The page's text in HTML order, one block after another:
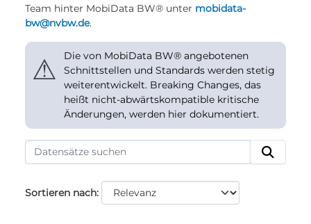
Team hinter MobiData BW® unter mobidata-
bw@nvbw.de.
⚠
Die von MobiData BW® angebotenen
Schnittstellen und Standards werden stetig
weiterentwickelt. Breaking Changes, das
heißt nicht-abwärtskompatible kritische
Änderungen, werden hier dokumentiert.
Sortieren nach